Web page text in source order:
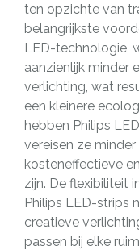
ten opzichte van
belangrijkste
LED-technologie,
aanzienlijk minder
verlichting, wat
een kleinere
hebben Philips
vereisen ze
kosteneffectieve
zijn. De flexibiliteit
Philips LED-strips
creatieve
passen bij elke